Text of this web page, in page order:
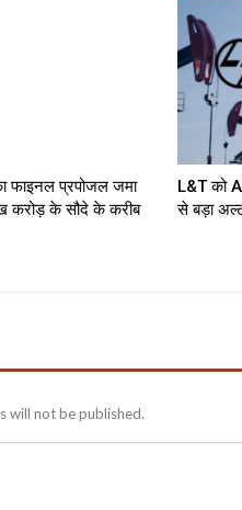
फाइनल प्रपोजल जमा
करोड़ के सौदे के करीब
L&T को
से बड़ा
will not be published.